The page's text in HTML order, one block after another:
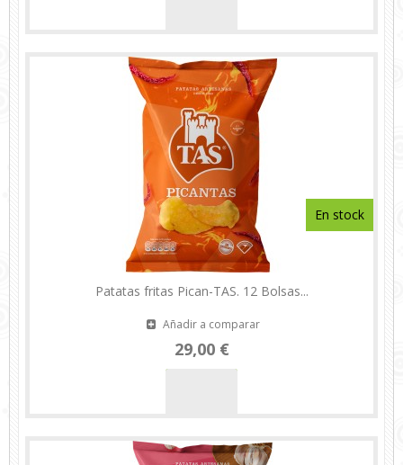
Patatas fritas Pican-TAS. 12 Bolsas...
Añadir a comparar
29,00 €
En stock